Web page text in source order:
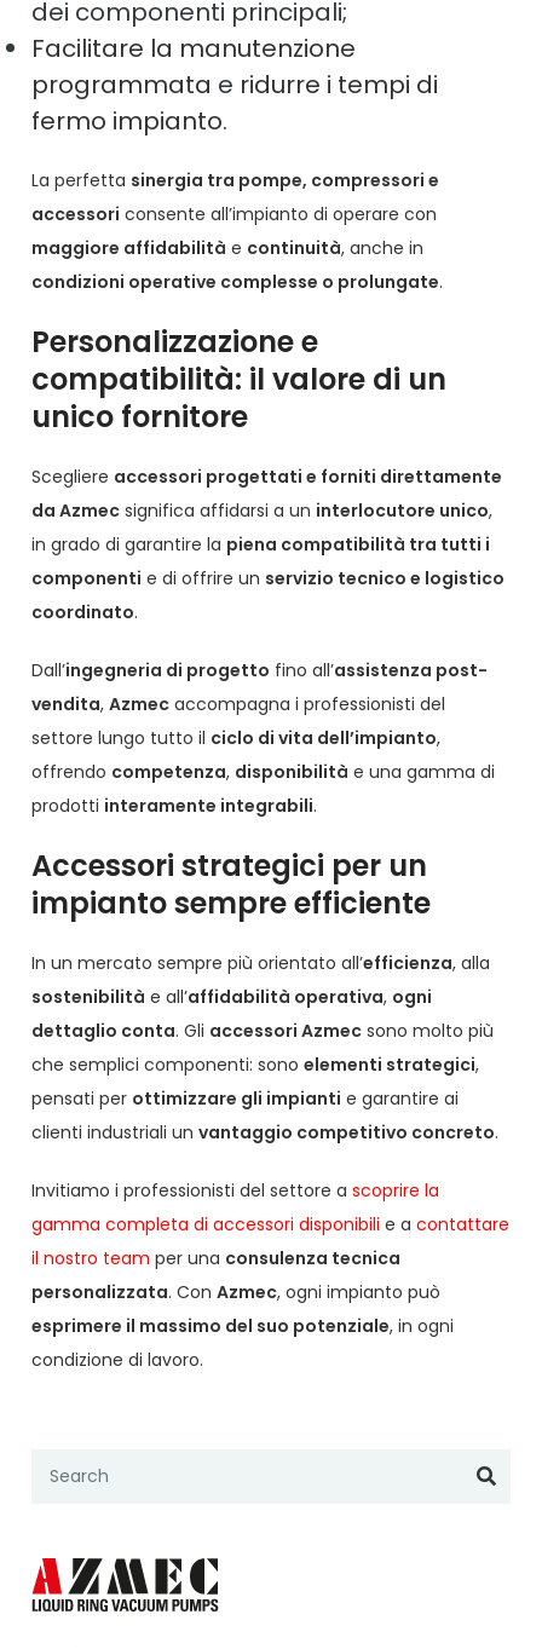
dei componenti principali;
Facilitare la manutenzione
programmata e ridurre i tempi di
fermo impianto.
La perfetta sinergia tra pompe, compressori e
accessori consente all’impianto di operare con
maggiore affidabilità e continuità, anche in
condizioni operative complesse o prolungate.
Personalizzazione e
compatibilità: il valore di un
unico fornitore
Scegliere accessori progettati e forniti direttamente
da Azmec significa affidarsi a un interlocutore unico,
in grado di garantire la piena compatibilità tra tutti i
componenti e di offrire un servizio tecnico e logistico
coordinato.
Dall’ingegneria di progetto fino all’assistenza post-
vendita,Azmec accompagna i professionisti del
settore lungo tutto il ciclo di vita dell’impianto,
offrendo competenza, disponibilità e una gamma di
prodotti interamente integrabili.
Accessori strategici per un
impianto sempre efficiente
In un mercato sempre più orientato all’efficienza, alla
sostenibilità e all’affidabilità operativa, ogni
dettaglio conta. Gli accessori Azmec sono molto più
che semplici componenti: sonoelementi strategici,
pensati per ottimizzare gli impianti e garantire ai
clienti industriali unvantaggio competitivo concreto.
Invitiamo i professionisti del settore ascoprire la
gamma completa di accessori disponibili e acontattare
il nostro team per una consulenza tecnica
personalizzata. ConAzmec, ogni impianto può
esprimere il massimo del suo potenziale, in ogni
condizione di lavoro.